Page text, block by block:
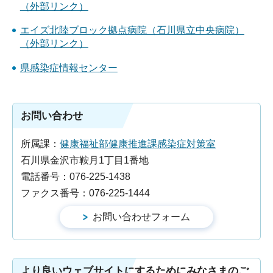
（外部リンク）
エイズ北陸ブロック拠点病院（石川県立中央病院）
（外部リンク）
県感染症情報センター
お問い合わせ
所属課： 健康福祉部健康推進課感染症対策室
石川県金沢市鞍月1丁目1番地
電話番号：076-225-1438
ファクス番号：076-225-1444
より良いウェブサイトにするためにみなさまのご